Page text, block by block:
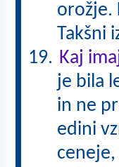
orožje.
Takšni
Kaj
je bila
in ne
edini